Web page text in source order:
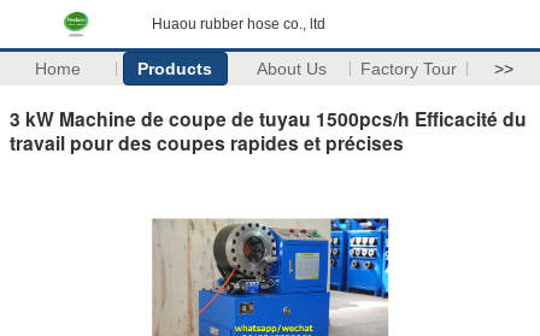
Huaou rubber hose co., ltd
Home Products About Us Factory Tour >>
3 kW Machine de coupe de tuyau 1500pcs/h Efficacité du
travail pour des coupes rapides et précises